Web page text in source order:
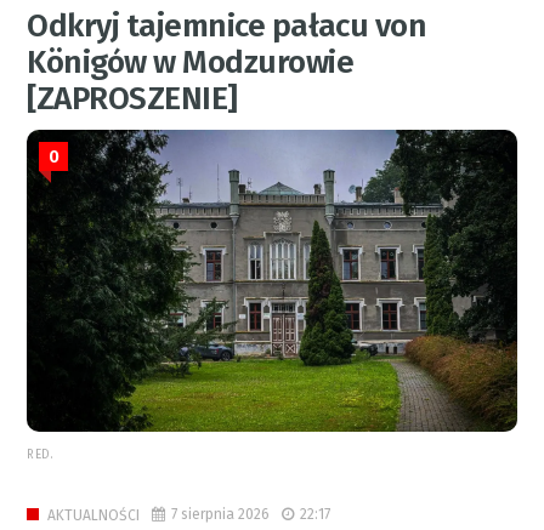
Odkryj tajemnice pałacu von
Königów w Modzurowie
[ZAPROSZENIE]
0
RED.
AKTUALNOŚCI 7 sierpnia 2026 22:17